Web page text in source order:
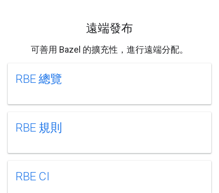
遠端發布
可善用 Bazel 的擴充性，進行遠端分配。
RBE 總覽
RBE 規則
RBE CI